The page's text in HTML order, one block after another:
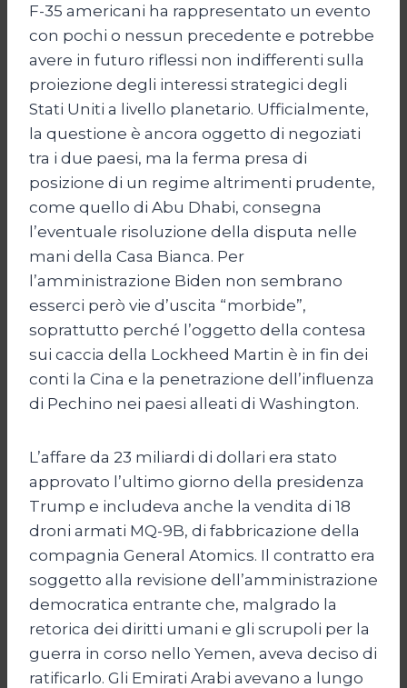
F-35 americani ha rappresentato un evento
con pochi o nessun precedente e potrebbe
avere in futuro riflessi non indifferenti sulla
proiezione degli interessi strategici degli
Stati Uniti a livello planetario. Ufficialmente,
la questione è ancora oggetto di negoziati
tra i due paesi, ma la ferma presa di
posizione di un regime altrimenti prudente,
come quello di Abu Dhabi, consegna
l’eventuale risoluzione della disputa nelle
mani della Casa Bianca. Per
l’amministrazione Biden non sembrano
esserci però vie d’uscita “morbide”,
soprattutto perché l’oggetto della contesa
sui caccia della Lockheed Martin è in fin dei
conti la Cina e la penetrazione dell’influenza
di Pechino nei paesi alleati di Washington.
L’affare da 23 miliardi di dollari era stato
approvato l’ultimo giorno della presidenza
Trump e includeva anche la vendita di 18
droni armati MQ-9B, di fabbricazione della
compagnia General Atomics. Il contratto era
soggetto alla revisione dell’amministrazione
democratica entrante che, malgrado la
retorica dei diritti umani e gli scrupoli per la
guerra in corso nello Yemen, aveva deciso di
ratificarlo. Gli Emirati Arabi avevano a lungo